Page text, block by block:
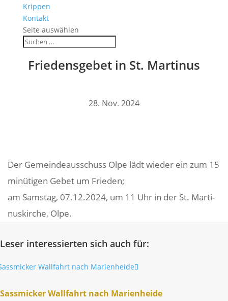
Krippen
Kontakt
Seite auswählen
Frie­dens­gebet in St. Martinus
28. Nov. 2024
Der Gemein­de­aus­schuss Olpe lädt wieder ein zum 15
minü­tigen Gebet um Frieden;
am Samstag, 07.12.2024, um 11 Uhr in der St. Marti­
nus­kirche, Olpe.
Leser interessierten sich auch für:
Sass­mi­cker Wall­fahrt nach Marienheide